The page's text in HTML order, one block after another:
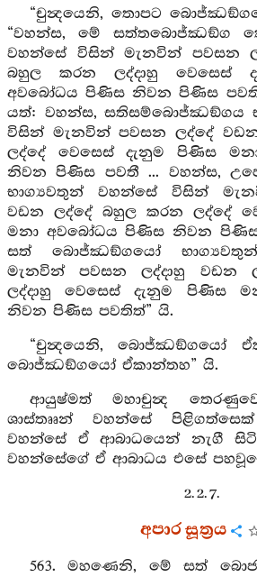
“චුන්‍දයෙනි, තොපට
“වහන්ස, මේ සත්තබොජ්ඣඞ්ග
වහන්සේ විසින් මැනවින් පවසන
බහුල කරන ලද්දාහු වෙසෙස්
අවබෝධය පිණිස නිවන පිණිස
යත්: වහන්ස, සතිසම්බොජ්ඣඞ්ගය
විසින් මැනවින් පවසන ලද්දේ
ලද්දේ වෙසෙස් දැනුම පිණිස
නිවන පිණිස පවතී ... වහන්ස,
භාග්‍යවතුන් වහන්සේ විසින්
වඩන ලද්දේ බහුල කරන ලද්දේ
මනා අවබෝධය පිණිස නිවන
සත් බොජ්ඣඞ්ගයෝ
මැනවින් පවසන ලද්දාහු වඩන
ලද්දාහු වෙසෙස් දැනුම පිණිස
නිවන පිණිස පවතිත්” යි.
“චුන්‍දයෙනි, බොජ්ඣඞ්ගයෝ
බොජ්ඣඞ්ගයෝ ඒකාන්තහ” යි.
ආයුෂ්මත් මහාචුන්‍ද
ශාස්තෲන් වහන්සේ
වහන්සේ ඒ ආබාධයෙන් නැගී
වහන්සේගේ ඒ ආබාධය එසේ
2. 2. 7.
අපාර සූත්‍රය
563. මහණෙනි, මේ සත්